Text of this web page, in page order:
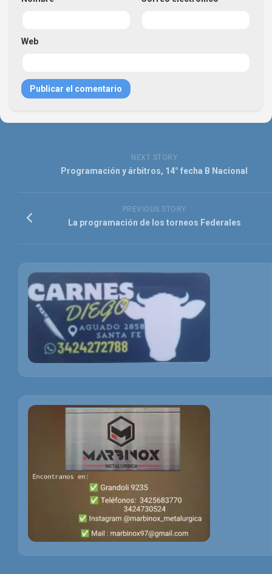
Web
NEXT STORY
Programación y árbitros, 14° fecha B Nacional
PREVIOUS STORY
La programación de los torneos Federales